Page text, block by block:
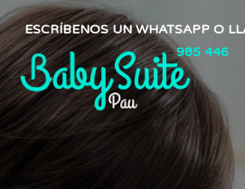
ESCRÍBENOS UN WHATSAPP O
985 446